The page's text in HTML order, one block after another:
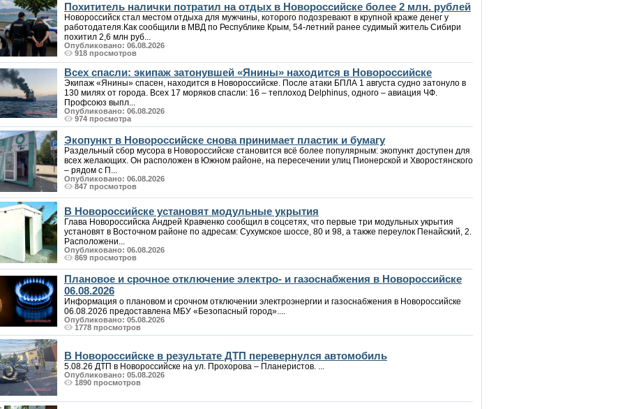
Похититель налички потратил на отдых в Новороссийске более 2 млн. рублей
Новороссийск стал местом отдыха для мужчины, которого подозревают в крупной краже денег у
работодателя.Как сообщили в МВД по Республике Крым, 54-летний ранее судимый житель Сибири
похитил 2,6 млн руб...
Опубликовано: 06.08.2026
918 просмотров
Всех спасли: экипаж затонувшей «Янины» находится в Новороссийске
Экипаж «Янины» спасен, находится в Новороссийске. После атаки БПЛА 1 августа судно затонуло в
130 милях от города. Всех 17 моряков спасли: 16 – теплоход Delphinus, одного – авиация ЧФ.
Профсоюз выпл...
Опубликовано: 06.08.2026
974 просмотра
Экопункт в Новороссийске снова принимает пластик и бумагу
Раздельный сбор мусора в Новороссийске становится всё более популярным: экопункт доступен для
всех желающих. Он расположен в Южном районе, на пересечении улиц Пионерской и Хворостянского
– рядом с П...
Опубликовано: 06.08.2026
847 просмотров
В Новороссийске установят модульные укрытия
Глава Новороссийска Андрей Кравченко сообщил в соцсетях, что первые три модульных укрытия
установят в Восточном районе по адресам: Сухумское шоссе, 80 и 98, а также переулок Пенайский, 2.
Расположени...
Опубликовано: 06.08.2026
869 просмотров
Плановое и срочное отключение электро- и газоснабжения в Новороссийске
06.08.2026
Информация о плановом и срочном отключении электроэнергии и газоснабжения в Новороссийске
06.08.2026 предоставлена МБУ «Безопасный город»....
Опубликовано: 05.08.2026
1778 просмотров
В Новороссийске в результате ДТП перевернулся автомобиль
5.08.26 ДТП в Новороссийске на ул. Прохорова – Планеристов. ...
Опубликовано: 05.08.2026
1890 просмотров